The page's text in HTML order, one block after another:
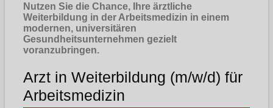
Nutzen Sie die Chance, Ihre ärztliche
Weiterbildung in der Arbeitsmedizin in einem
modernen, universitären
Gesundheitsunternehmen gezielt
voranzubringen.
Arzt in Weiterbildung (m/w/d) für
Arbeitsmedizin